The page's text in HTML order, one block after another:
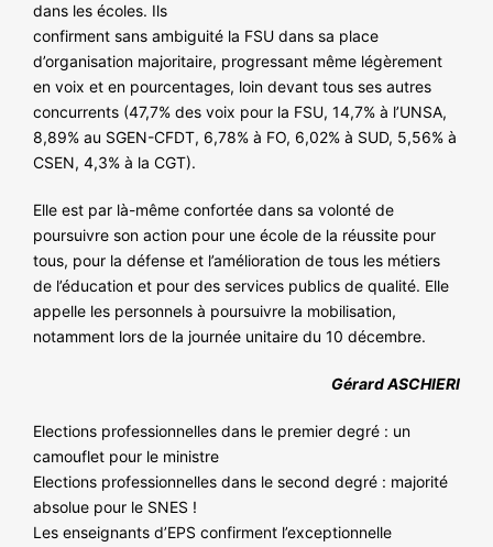
dans les écoles. Ils
confirment sans ambiguité la FSU dans sa place
d’organisation majoritaire, progressant même légèrement
en voix et en pourcentages, loin devant tous ses autres
concurrents (47,7% des voix pour la FSU, 14,7% à l’UNSA,
8,89% au SGEN-CFDT, 6,78% à FO, 6,02% à SUD, 5,56% à
CSEN, 4,3% à la CGT).
Elle est par là-même confortée dans sa volonté de
poursuivre son action pour une école de la réussite pour
tous, pour la défense et l’amélioration de tous les métiers
de l’éducation et pour des services publics de qualité. Elle
appelle les personnels à poursuivre la mobilisation,
notamment lors de la journée unitaire du 10 décembre.
Gérard ASCHIERI
Elections professionnelles dans le premier degré : un
camouflet pour le ministre
Elections professionnelles dans le second degré : majorité
absolue pour le SNES !
Les enseignants d’EPS confirment l’exceptionnelle